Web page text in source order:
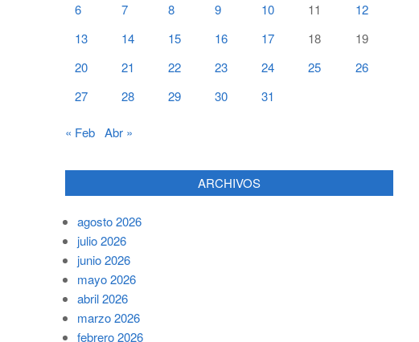
6
7 8 9 10 11
12
13
14 15 16 17 18
19
20
21 22 23 24 25
26
27
28 29 30 31
« Feb Abr »
ARCHIVOS
agosto 2026
julio 2026
junio 2026
mayo 2026
abril 2026
marzo 2026
febrero 2026